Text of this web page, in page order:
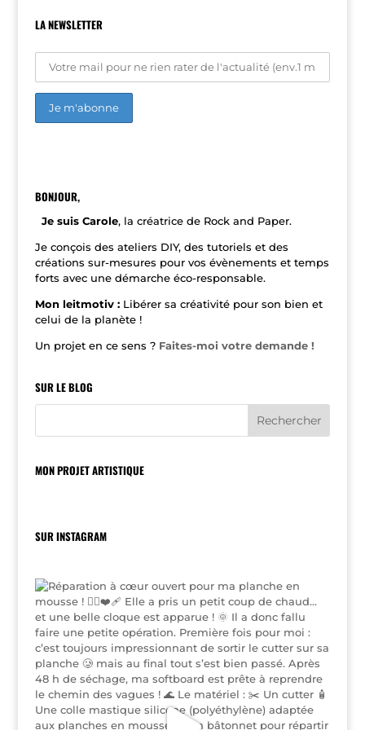
LA NEWSLETTER
n
v
e
:
BONJOUR,
Je suis Carole, la créatrice de Rock and Paper.
Je conçois des ateliers DIY, des tutoriels et des
créations sur-mesures pour vos évènements et temps
forts avec une démarche éco-responsable.
Mon leitmotiv : Libérer sa créativité pour son bien et
celui de la planète !
Un projet en ce sens ? Faites-moi votre demande !
SUR LE BLOG
MON PROJET ARTISTIQUE
SUR INSTAGRAM